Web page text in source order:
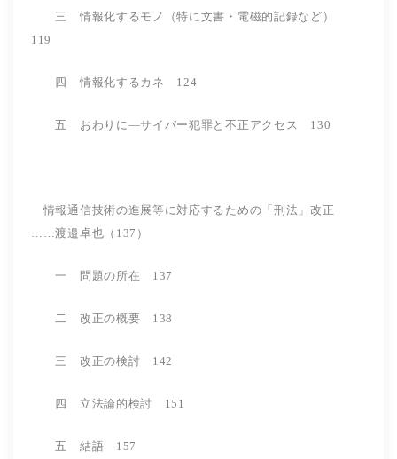
三 情報化するモノ（特に文書・電磁的記録など）
119
四 情報化するカネ 124
五 おわりに―サイバー犯罪と不正アクセス 130
情報通信技術の進展等に対応するための「刑法」改正
……渡邉卓也（137）
一 問題の所在 137
二 改正の概要 138
三 改正の検討 142
四 立法論的検討 151
五 結語 157